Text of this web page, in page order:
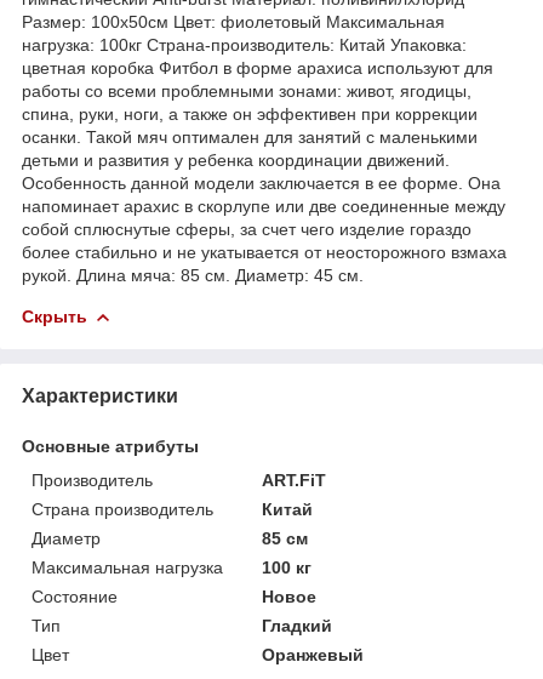
Размер: 100x50см Цвет: фиолетовый Максимальная
нагрузка: 100кг Страна-производитель: Китай Упаковка:
цветная коробка Фитбол в форме арахиса используют для
работы со всеми проблемными зонами: живот, ягодицы,
спина, руки, ноги, а также он эффективен при коррекции
осанки. Такой мяч оптимален для занятий с маленькими
детьми и развития у ребенка координации движений.
Особенность данной модели заключается в ее форме. Она
напоминает арахис в скорлупе или две соединенные между
собой сплюснутые сферы, за счет чего изделие гораздо
более стабильно и не укатывается от неосторожного взмаха
рукой. Длина мяча: 85 см. Диаметр: 45 см.
Скрыть
Характеристики
Основные атрибуты
Производитель
ART.FiT
Страна производитель
Китай
Диаметр
85 см
Максимальная нагрузка
100 кг
Состояние
Новое
Тип
Гладкий
Цвет
Оранжевый